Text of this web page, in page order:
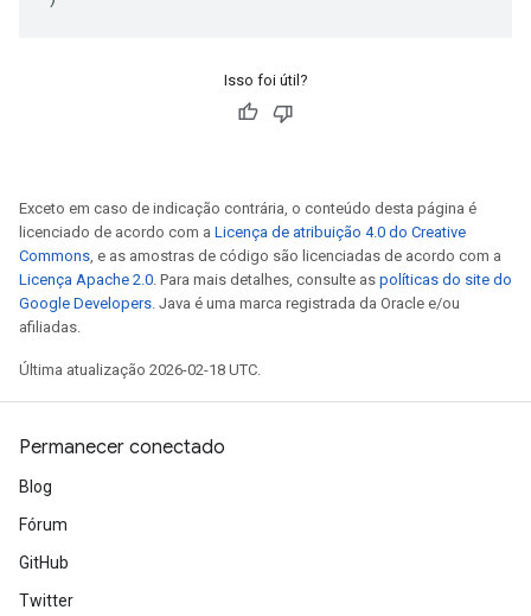
Isso foi útil?
Exceto em caso de indicação contrária, o conteúdo desta página é
licenciado de acordo com a Licença de atribuição 4.0 do Creative
Commons, e as amostras de código são licenciadas de acordo com a
Licença Apache 2.0. Para mais detalhes, consulte as políticas do site do
Google Developers. Java é uma marca registrada da Oracle e/ou
afiliadas.
Última atualização 2026-02-18 UTC.
Permanecer conectado
Blog
Fórum
GitHub
Twitter